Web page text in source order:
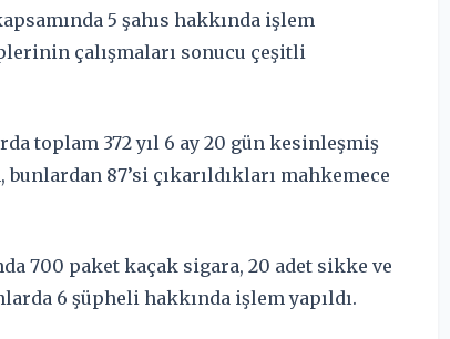
5 şahıs hakkında işlem
çalışmaları sonucu çeşitli
toplam 372 yıl 6 ay 20 gün kesinleşmiş
87’si çıkarıldıkları mahkemece
700 paket kaçak sigara, 20 adet sikke ve
6 şüpheli hakkında işlem yapıldı.